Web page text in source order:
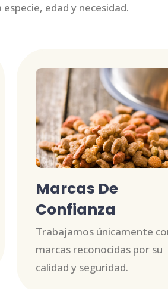
edad y necesidad.
Marcas De
Confianza
Trabajamos únicamente
marcas reconocidas por su
calidad y seguridad.